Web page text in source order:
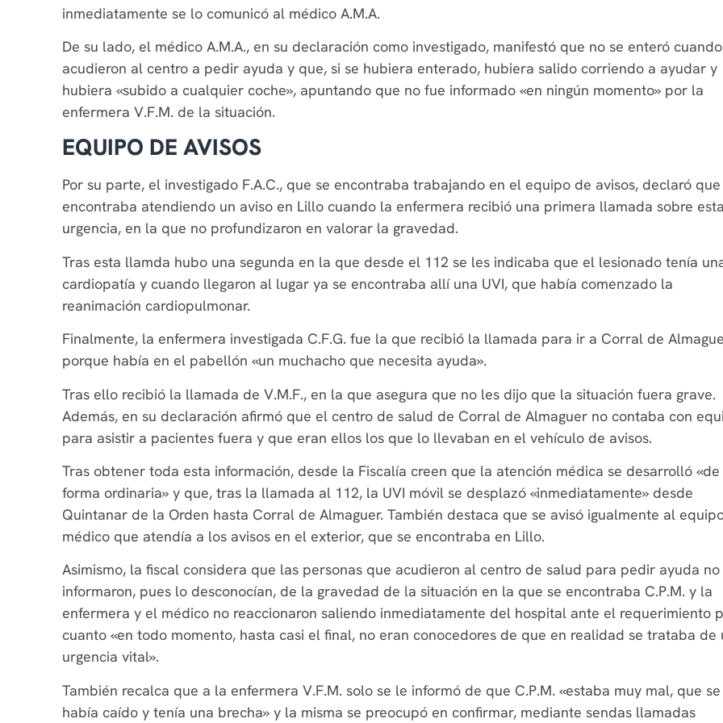
inmediatamente se lo comunicó al médico A.M.A.
De su lado, el médico A.M.A., en su declaración como investigado, manifestó que no se enteró cuando
acudieron al centro a pedir ayuda y que, si se hubiera enterado, hubiera salido corriendo a ayudar y
hubiera «subido a cualquier coche», apuntando que no fue informado «en ningún momento» por la
enfermera V.F.M. de la situación.
EQUIPO DE AVISOS
Por su parte, el investigado F.A.C., que se encontraba trabajando en el equipo de avisos, declaró que
encontraba atendiendo un aviso en Lillo cuando la enfermera recibió una primera llamada sobre esta
urgencia, en la que no profundizaron en valorar la gravedad.
Tras esta llamda hubo una segunda en la que desde el 112 se les indicaba que el lesionado tenía
cardiopatía y cuando llegaron al lugar ya se encontraba allí una UVI, que había comenzado la
reanimación cardiopulmonar.
Finalmente, la enfermera investigada C.F.G. fue la que recibió la llamada para ir a Corral de
porque había en el pabellón «un muchacho que necesita ayuda».
Tras ello recibió la llamada de V.M.F., en la que asegura que no les dijo que la situación fuera grave.
Además, en su declaración afirmó que el centro de salud de Corral de Almaguer no contaba con
para asistir a pacientes fuera y que eran ellos los que lo llevaban en el vehículo de avisos.
Tras obtener toda esta información, desde la Fiscalía creen que la atención médica se desarrolló «de
forma ordinaria» y que, tras la llamada al 112, la UVI móvil se desplazó «inmediatamente» desde
Quintanar de la Orden hasta Corral de Almaguer. También destaca que se avisó igualmente al
médico que atendía a los avisos en el exterior, que se encontraba en Lillo.
Asimismo, la fiscal considera que las personas que acudieron al centro de salud para pedir ayuda no
informaron, pues lo desconocían, de la gravedad de la situación en la que se encontraba C.P.M. y la
enfermera y el médico no reaccionaron saliendo inmediatamente del hospital ante el requerimiento
cuanto «en todo momento, hasta casi el final, no eran conocedores de que en realidad se trataba de
urgencia vital».
También recalca que a la enfermera V.F.M. solo se le informó de que C.P.M. «estaba muy mal, que se
había caído y tenía una brecha» y la misma se preocupó en confirmar, mediante sendas llamadas